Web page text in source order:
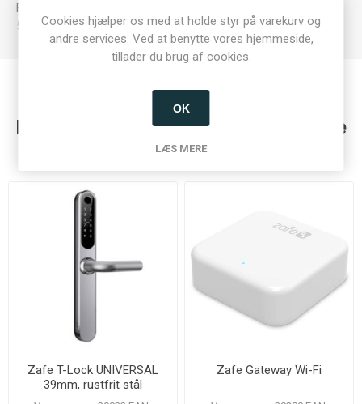
Farve: Rustfrit stål
53x323x2mm
Kunder der har købt denne vare købte
også
Zafe T-Lock UNIVERSAL
39mm, rustfrit stål
Zafe Gateway Wi-Fi
Cookies hjælper os med at holde styr på varekurv og
andre services. Ved at benytte vores hjemmeside,
tillader du brug af cookies.
OK
LÆS MERE